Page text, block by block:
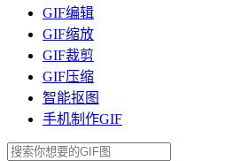
GIF编辑
GIF缩放
GIF裁剪
GIF压缩
智能抠图
手机制作GIF